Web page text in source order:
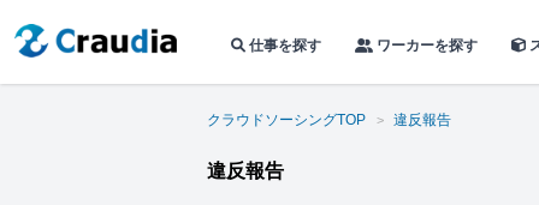
仕事を探す ワーカーを探す
クラウドソーシングTOP 違反報告
違反報告